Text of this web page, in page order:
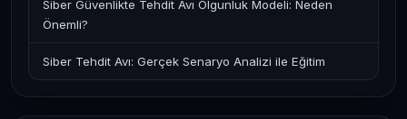
Siber Güvenlikte Tehdit Avı Olgunluk Modeli: Neden
Önemli?
Siber Tehdit Avı: Gerçek Senaryo Analizi ile Eğitim